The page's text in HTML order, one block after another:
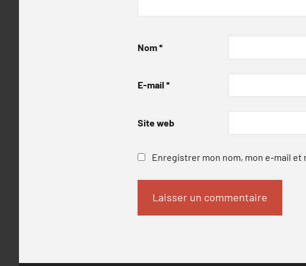
Nom*
E-mail *
Site web
Enregistrer mon nom, mon e-mail et